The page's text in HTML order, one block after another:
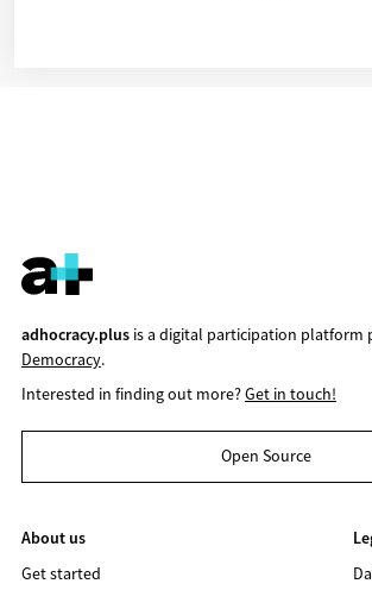
adhocracy.plusis a digital participation platform
Democracy.
Interested in finding out more?Get in touch!
Open Source
About us
Get started